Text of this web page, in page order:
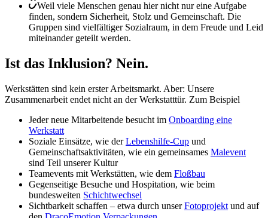
Weil viele Menschen genau hier nicht nur eine Aufgabe
finden, sondern Sicherheit, Stolz und Gemeinschaft. Die
Gruppen sind vielfältiger Sozialraum, in dem Freude und Leid
miteinander geteilt werden.
Ist das Inklusion? Nein.
Werkstätten sind kein erster Arbeitsmarkt. Aber: Unsere
Zusammenarbeit endet nicht an der Werkstatttür. Zum Beispiel
Jeder neue Mitarbeitende besucht im Onboarding eine
Werkstatt
Soziale Einsätze, wie derLebenshilfe-Cup und
Gemeinschaftsaktivitäten, wie ein gemeinsames Malevent
sind Teil unserer Kultur
Teamevents mit Werkstätten, wie dem Floßbau
Gegenseitige Besuche und Hospitation, wie beim
bundesweiten Schichtwechsel
Sichtbarkeit schaffen – etwa durch unserFotoprojekt und auf